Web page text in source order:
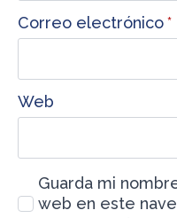
Correo electrónico*
Web
Guarda mi
web en este